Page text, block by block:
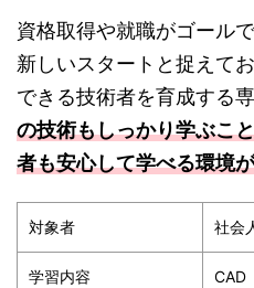
資格取得や就職がゴール
新しいスタートと捉えて
できる技術者を育成する
の技術もしっかり学ぶこ
者も安心して学べる環境
対象者 社会
学習内容 CAD